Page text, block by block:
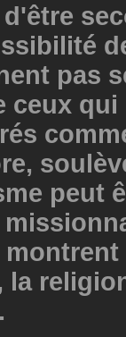
pas
ceux qui
peut